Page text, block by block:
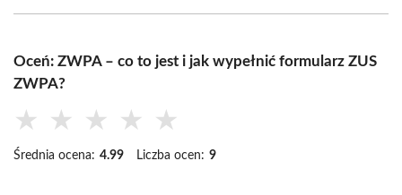
Oceń: ZWPA – co to jest i jak wypełnić formularz ZUS
ZWPA?
★ ★ ★ ★ ★
Średnia ocena: 4.99 Liczba ocen: 9